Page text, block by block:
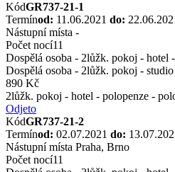
KódGR737-21-1
Termínod: 11.06.2021 do:
Nástupní místa -
Počet nocí11
Dospělá osoba - 2lůžk. pokoj - hotel
Dospělá osoba - 2lůžk. pokoj -
890 Kč
2lůžk. pokoj - hotel - polopenze -
Odjeto
KódGR737-21-2
Termínod: 02.07.2021 do:
Nástupní místa Praha, Brno
Počet nocí11